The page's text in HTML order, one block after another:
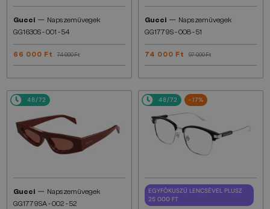
Gucci — Napszemüvegek
GG1630S - 001 - 54
66 000 Ft 74 000 Ft
Gucci — Napszemüvegek
GG1779S - 008 - 51
74 000 Ft 97 000 Ft
48/72
Gucci — Napszemüvegek
GG1779SA - 002 - 52
48/72 -17%
EGYFÓKUSZÚ LENCSÉVEL PLUSZ
25 000 FT